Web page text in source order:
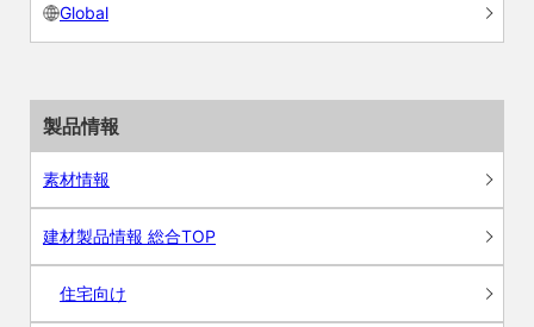
Global
製品情報
素材情報
建材製品情報 総合TOP
住宅向け